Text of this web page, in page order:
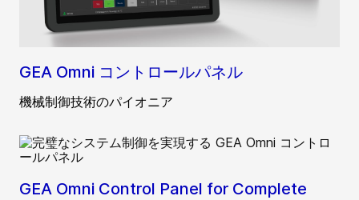
GEA Omni コントロールパネル
機械制御技術のパイオニア
GEA Omni Control Panel for Complete